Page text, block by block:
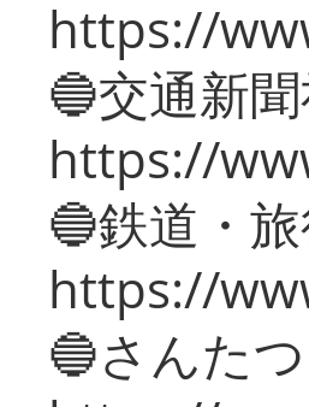
https://
🔵交通新
https://
🔵鉄道・
https://
🔵さんた